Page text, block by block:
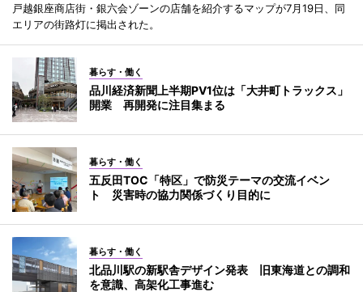
戸越銀座商店街・銀六会ゾーンの店舗を紹介するマップが7月19日、同
エリアの街路灯に掲出された。
暮らす・働く
品川経済新聞上半期PV1位は「大井町トラックス」
開業 再開発に注目集まる
暮らす・働く
五反田TOC「特区」で防災テーマの交流イベン
ト 災害時の協力関係づくり目的に
暮らす・働く
北品川駅の新駅舎デザイン発表 旧東海道との調和
を意識、高架化工事進む